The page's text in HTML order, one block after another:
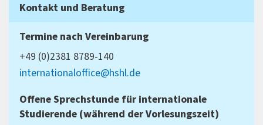
Kontakt und Beratung
Termine nach Vereinbarung
+49 (0)2381 8789-140
internationaloffice@hshl.de
Offene Sprechstunde für internationale
Studierende (während der Vorlesungszeit)